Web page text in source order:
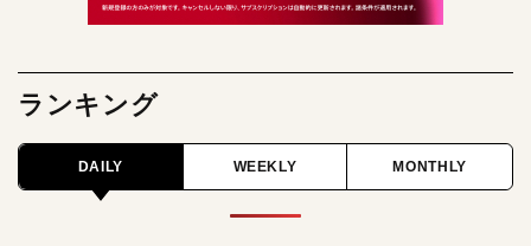
ランキング
DAILY WEEKLY MONTHLY